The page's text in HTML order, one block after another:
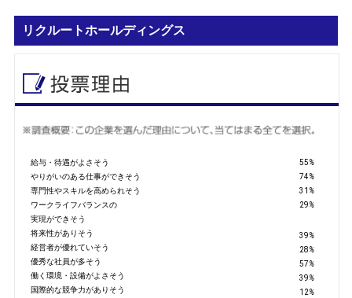
リクルートホールディングス
給与・待遇がよさそう
やりがいのある仕事ができそう
専門性やスキルを高められそう
ワークライフバランスの
実現ができそう
将来性がありそう
経営者が優れていそう
優秀な社員が多そう
働く環境・設備がよさそう
国際的な競争力がありそう
55%
74%
31 %
29%
39%
28%
57%
39%
12%